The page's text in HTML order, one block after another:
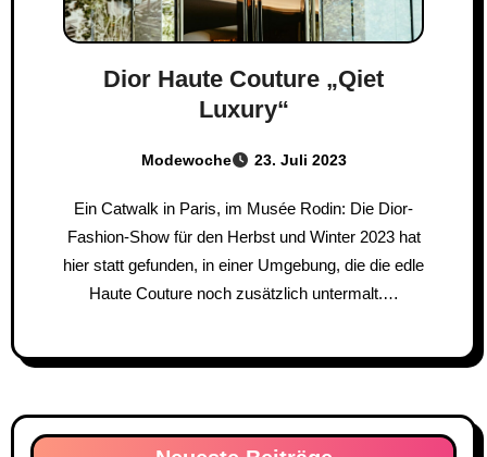
Dior Haute Couture „Qiet
Luxury“
Modewoche 23. Juli 2023
Ein Catwalk in Paris, im Musée Rodin: Die Dior-
Fashion-Show für den Herbst und Winter 2023 hat
hier statt gefunden, in einer Umgebung, die die edle
Haute Couture noch zusätzlich untermalt.…